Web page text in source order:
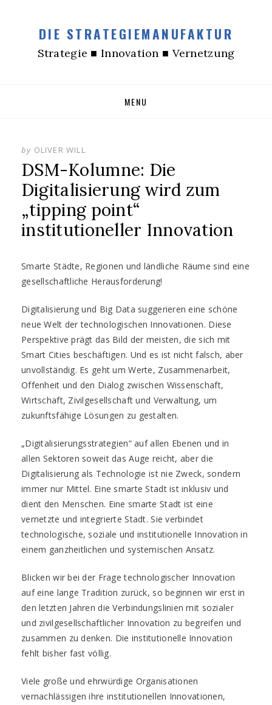
DIE STRATEGIEMANUFAKTUR
Strategie ■ Innovation ■ Vernetzung
MENU
by OLIVER WILL
DSM-Kolumne: Die
Digitalisierung wird zum
„tipping point“
institutioneller Innovation
Smarte Städte, Regionen und ländliche Räume sind eine
gesellschaftliche Herausforderung!
Digitalisierung und Big Data suggerieren eine schöne
neue Welt der technologischen Innovationen. Diese
Perspektive prägt das Bild der meisten, die sich mit
Smart Cities beschäftigen. Und es ist nicht falsch, aber
unvollständig. Es geht um Werte, Zusammenarbeit,
Offenheit und den Dialog zwischen Wissenschaft,
Wirtschaft, Zivilgesellschaft und Verwaltung, um
zukunftsfähige Lösungen zu gestalten.
„Digitalisierungsstrategien“ auf allen Ebenen und in
allen Sektoren soweit das Auge reicht, aber die
Digitalisierung als Technologie ist nie Zweck, sondern
immer nur Mittel. Eine smarte Stadt ist inklusiv und
dient den Menschen. Eine smarte Stadt ist eine
vernetzte und integrierte Stadt. Sie verbindet
technologische, soziale und institutionelle Innovation in
einem ganzheitlichen und systemischen Ansatz.
Blicken wir bei der Frage technologischer Innovation
auf eine lange Tradition zurück, so beginnen wir erst in
den letzten Jahren die Verbindungslinien mit sozialer
und zivilgesellschaftlicher Innovation zu begreifen und
zusammen zu denken. Die institutionelle Innovation
fehlt bisher fast völlig.
Viele große und ehrwürdige Organisationen
vernachlässigen ihre institutionellen Innovationen,